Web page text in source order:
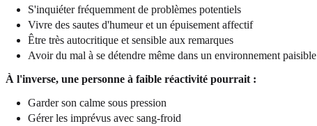
S'inquiéter fréquemment de problèmes potentiels
Vivre des sautes d'humeur et un épuisement affectif
Être très autocritique et sensible aux remarques
Avoir du mal à se détendre même dans un environnement paisible
À l'inverse, une personne à faible réactivité pourrait :
Garder son calme sous pression
Gérer les imprévus avec sang-froid